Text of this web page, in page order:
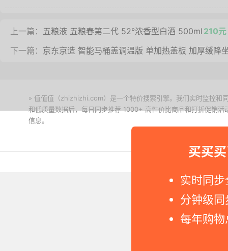
买买
实时同
分钟级
每年购
上一篇： 五粮液 五粮春第二代 52°浓香型白酒 500ml 210元
下一篇： 京东京造 智能马桶盖调温版 单加热盖板 加厚缓降
» 值值值（zhizhizhi.com）是一个特价搜索引擎。我们实时监控和
和低质量数据后，每日同步推荐 1000+ 高性价比商品和打折促销
信息。